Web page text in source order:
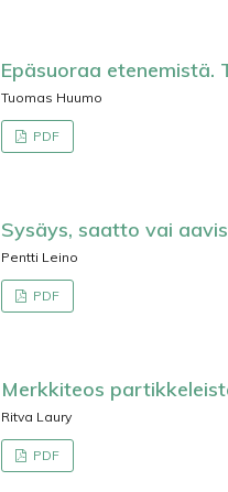
Epäsuoraa etenemistä.
Tuomas Huumo
PDF
Sysäys, saatto vai
Pentti Leino
PDF
Merkkiteos
Ritva Laury
PDF